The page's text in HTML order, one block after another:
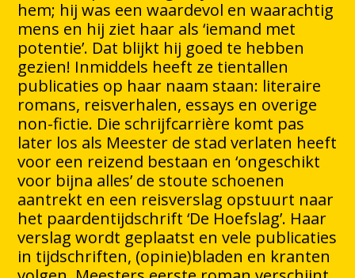
hem; hij was een waardevol en waarachtig
mens en hij ziet haar als ‘iemand met
potentie’. Dat blijkt hij goed te hebben
gezien! Inmiddels heeft ze tientallen
publicaties op haar naam staan: literaire
romans, reisverhalen, essays en overige
non-fictie. Die schrijfcarrière komt pas
later los als Meester de stad verlaten heeft
voor een reizend bestaan en ‘ongeschikt
voor bijna alles’ de stoute schoenen
aantrekt en een reisverslag opstuurt naar
het paardentijdschrift ‘De Hoefslag’. Haar
verslag wordt geplaatst en vele publicaties
in tijdschriften, (opinie)bladen en kranten